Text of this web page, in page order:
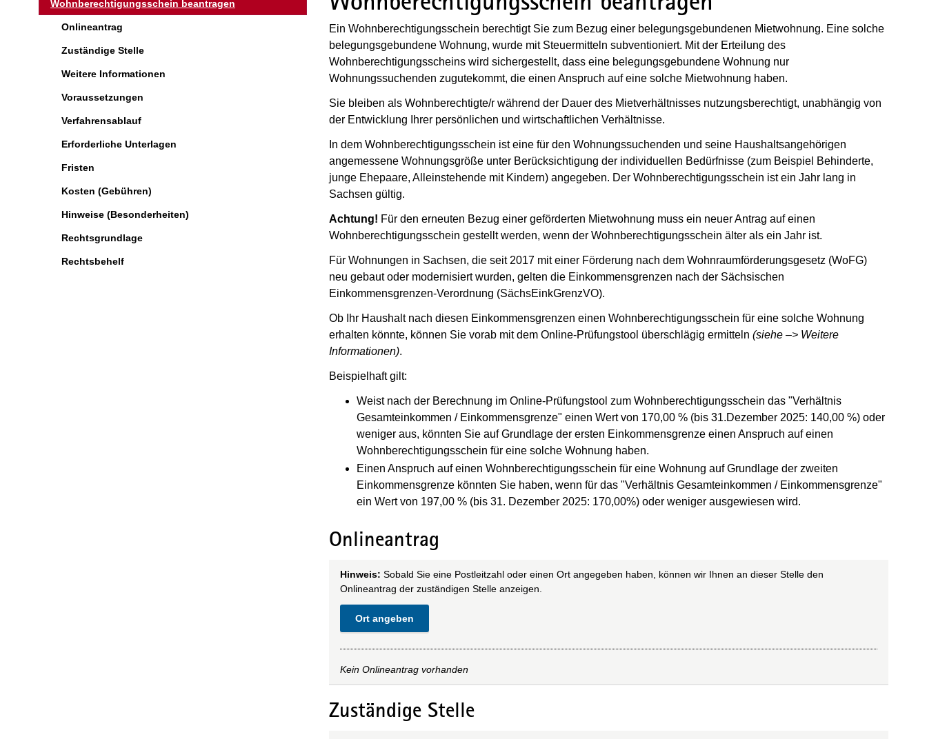
Wohnberechtigungsschein beantragen
Onlineantrag
Zuständige Stelle
Weitere Informationen
Voraussetzungen
Verfahrensablauf
Erforderliche Unterlagen
Fristen
Kosten (Gebühren)
Hinweise (Besonderheiten)
Rechtsgrundlage
Rechtsbehelf
Ein Wohnberechtigungsschein berechtigt Sie zum Bezug einer belegungsgebundenen Mietwohnung. Eine solche
belegungsgebundene Wohnung, wurde mit Steuermitteln subventioniert. Mit der Erteilung des
Wohnberechtigungsscheins wird sichergestellt, dass eine belegungsgebundene Wohnung nur
Wohnungssuchenden zugutekommt, die einen Anspruch auf eine solche Mietwohnung haben.
Sie bleiben als Wohnberechtigte/r während der Dauer des Mietverhältnisses nutzungsberechtigt, unabhängig von
der Entwicklung Ihrer persönlichen und wirtschaftlichen Verhältnisse.
In dem Wohnberechtigungsschein ist eine für den Wohnungssuchenden und seine Haushaltsangehörigen
angemessene Wohnungsgröße unter Berücksichtigung der individuellen Bedürfnisse (zum Beispiel Behinderte,
junge Ehepaare, Alleinstehende mit Kindern) angegeben. Der Wohnberechtigungsschein ist ein Jahr lang in
Sachsen gültig.
Achtung! Für den erneuten Bezug einer geförderten Mietwohnung muss ein neuer Antrag auf einen
Wohnberechtigungsschein gestellt werden, wenn der Wohnberechtigungsschein älter als ein Jahr ist.
Für Wohnungen in Sachsen, die seit 2017 mit einer Förderung nach dem Wohnraumförderungsgesetz (WoFG)
neu gebaut oder modernisiert wurden, gelten die Einkommensgrenzen nach der Sächsischen
Einkommensgrenzen-Verordnung (SächsEinkGrenzVO).
Ob Ihr Haushalt nach diesen Einkommensgrenzen einen Wohnberechtigungsschein für eine solche Wohnung
erhalten könnte, können Sie vorab mit dem Online-Prüfungstool überschlägig ermitteln(siehe –> Weitere
Informationen).
Beispielhaft gilt:
Weist nach der Berechnung im Online-Prüfungstool zum Wohnberechtigungsschein das "Verhältnis
Gesamteinkommen / Einkommensgrenze" einen Wert von 170,00 % (bis 31.Dezember 2025: 140,00 %) oder
weniger aus, könnten Sie auf Grundlage der ersten Einkommensgrenze einen Anspruch auf einen
Wohnberechtigungsschein für eine solche Wohnung haben.
Einen Anspruch auf einen Wohnberechtigungsschein für eine Wohnung auf Grundlage der zweiten
Einkommensgrenze könnten Sie haben, wenn für das "Verhältnis Gesamteinkommen / Einkommensgrenze"
ein Wert von 197,00 % (bis 31. Dezember 2025: 170,00%) oder weniger ausgewiesen wird.
Onlineantrag
Hinweis: Sobald Sie eine Postleitzahl oder einen Ort angegeben haben, können wir Ihnen an dieser Stelle den
Onlineantrag der zuständigen Stelle anzeigen.
Ort angeben
Kein Onlineantrag vorhanden
Zuständige Stelle